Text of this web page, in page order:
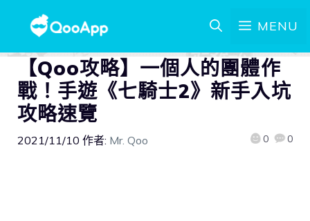
MENU
【Qoo攻略】一個人的團體作
戰！手遊《七騎士2》新手入坑
攻略速覽
2021/11/10 作者: Mr. Qoo 0 0